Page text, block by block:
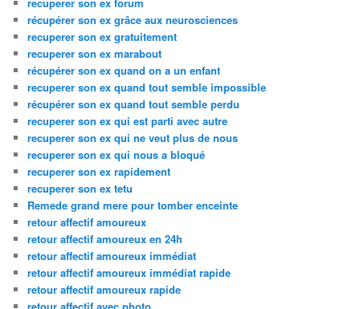
récupérer son ex grâce aux neurosciences
recuperer son ex gratuitement
recuperer son ex marabout
récupérer son ex quand on a un enfant
recuperer son ex quand tout semble impossible
récupérer son ex quand tout semble perdu
recuperer son ex qui est parti avec autre
recuperer son ex qui ne veut plus de nous
recuperer son ex qui nous a bloqué
recuperer son ex rapidement
recuperer son ex tetu
Remede grand mere pour tomber enceinte
retour affectif amoureux
retour affectif amoureux en 24h
retour affectif amoureux immédiat
retour affectif amoureux immédiat rapide
retour affectif amoureux rapide